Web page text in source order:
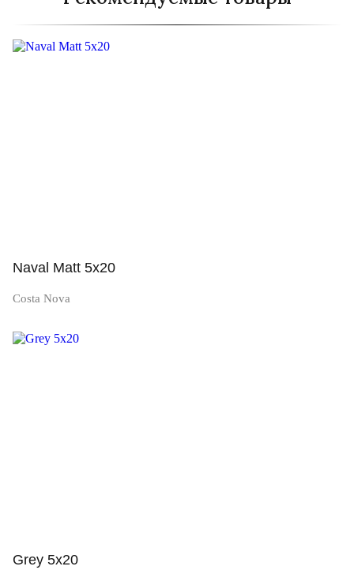
Naval Matt 5x20
Costa Nova
Grey 5x20